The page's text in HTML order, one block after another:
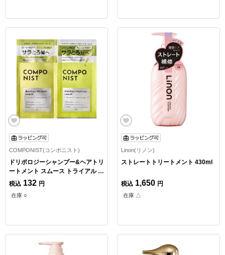
COMPONIST(コンポニスト)
ドリポロジーシャンプー&ヘアトリ
ートメント スムース トライアル 1
回分
税込 132 円
在庫 ○
Linon(リノン)
ストレートトリートメント 430ml
税込 1,650 円
在庫 △